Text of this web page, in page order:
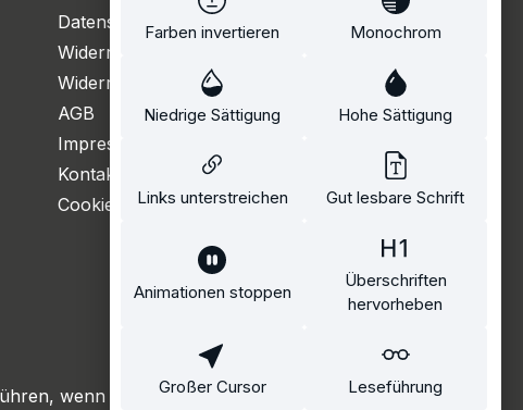
Datenschutzerklärung
Widerrufsbelehrung
Widerrufsformular
AGB
Impressum
Kontakt
Cookie Einstellungen
wenn nicht anders angegeben.
Farben invertieren Monochrom
Niedrige Sättigung Hohe Sättigung
Links unterstreichen Gut lesbare Schrift
Animationen stoppen
Überschriften
hervorheben
Großer Cursor Leseführung